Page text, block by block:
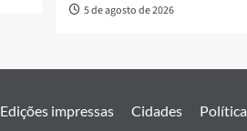
5 de agosto de 2026
Edições impressas Cidades Política